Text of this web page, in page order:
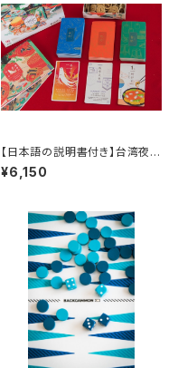
【日本語の説明書付き】台湾夜市
カードゲーム「夜市人参（イエ
ス！ジンセイ）」
¥6,150